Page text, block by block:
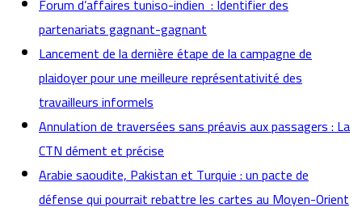
Forum d’affaires tuniso-indien : Identifier des
partenariats gagnant-gagnant
Lancement de la dernière étape de la campagne de
plaidoyer pour une meilleure représentativité des
travailleurs informels
Annulation de traversées sans préavis aux passagers : La
CTN dément et précise
Arabie saoudite, Pakistan et Turquie : un pacte de
défense qui pourrait rebattre les cartes au Moyen-Orient